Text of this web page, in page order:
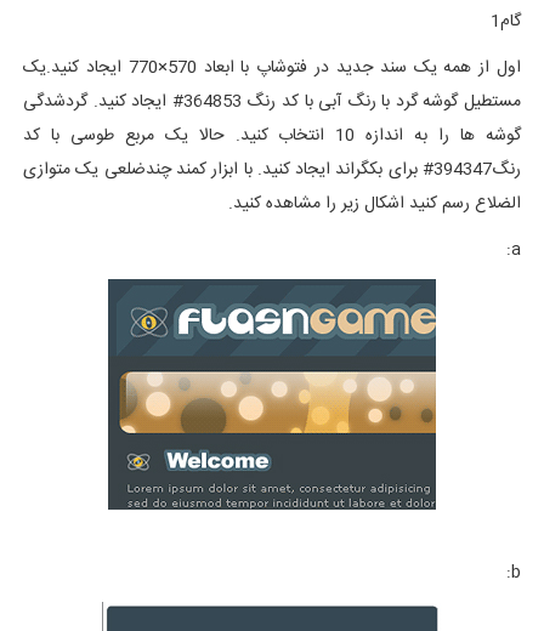
گام1
اول از همه یک سند جدید در فتوشاپ با ابعاد 570×770 ایجاد کنید.یک
مستطیل گوشه گرد با رنگ آبی با کد رنگ 364853# ایجاد کنید. گردشدگی
گوشه ها را به اندازه 10 انتخاب کنید. حالا یک مربع طوسی با کد
رنگ394347# برای بکگراند ایجاد کنید. با ابزار کمند چندضلعی یک متوازی
الضلاع رسم کنید اشکال زیر را مشاهده کنید.
a:
b: